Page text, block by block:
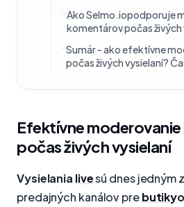
Ako Selmo.iopodporuje
komentárov počas živých
Sumár - ako efektívne
počas živých vysielaní?
Efektívne
počas živých vysielaní
Vysielania livesú dnes jedným
predajných kanálov prebutiky